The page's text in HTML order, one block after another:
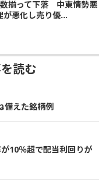
数揃って下落 中東情勢悪
が悪化し売り優...
読む
備えた銘柄例
10％超で配当利回りが